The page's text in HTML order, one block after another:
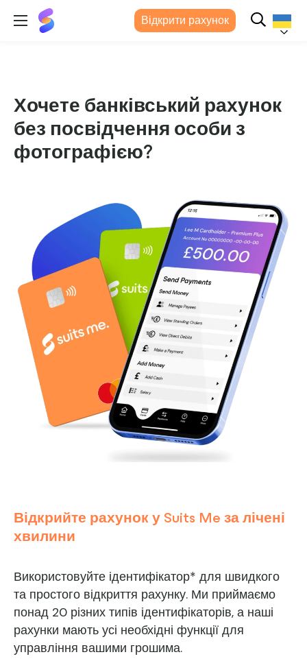
Suits
Me®
(Підходить
Відкрити рахунок
Хочете банківський рахунок
без посвідчення особи з
фотографією?
Відкрийте рахунок у Suits Me за лічені
хвилини
Використовуйте ідентифікатор* для швидкого
та простого відкриття рахунку. Ми приймаємо
понад 20 різних типів ідентифікаторів, а наші
рахунки мають усі необхідні функції для
управління вашими грошима.